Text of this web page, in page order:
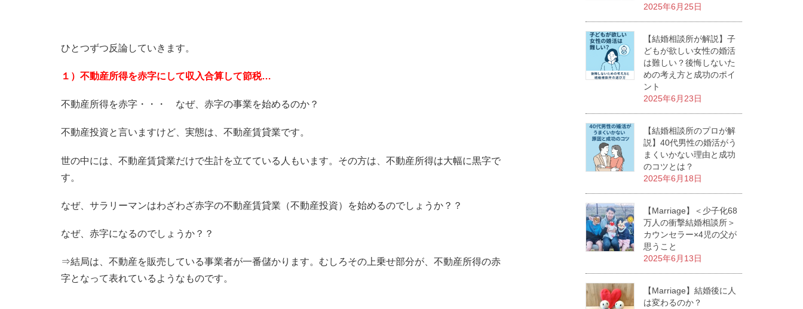
ひとつずつ反論していきます。
１）不動産所得を赤字にして収入合算して節税…
不動産所得を赤字・・・ なぜ、赤字の事業を始めるのか？
不動産投資と言いますけど、実態は、不動産賃貸業です。
世の中には、不動産賃貸業だけで生計を立てている人もいます。その方は、不動産所得は大幅に黒字で
す。
なぜ、サラリーマンはわざわざ赤字の不動産賃貸業（不動産投資）を始めるのでしょうか？？
なぜ、赤字になるのでしょうか？？
⇒結局は、不動産を販売している事業者が一番儲かります。むしろその上乗せ部分が、不動産所得の赤
字となって表れているようなものです。
2025年6月25日
【結婚相談所が解説】子
どもが欲しい女性の婚活
は難しい？後悔しないた
めの考え方と成功のポイ
ント
2025年6月23日
【結婚相談所のプロが解
説】40代男性の婚活がう
まくいかない理由と成功
のコツとは？
2025年6月18日
【Marriage】＜少子化68
万人の衝撃結婚相談所＞
カウンセラー×4児の父が
思うこと
2025年6月13日
【Marriage】結婚後に人
は変わるのか？